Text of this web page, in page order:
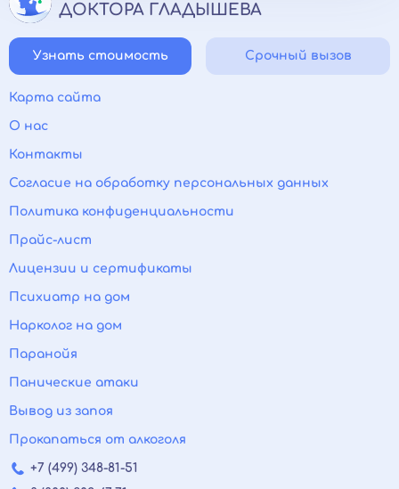
ДОКТОРА ГЛАДЫШЕВА
Узнать стоимость Срочный вызов
Карта сайта
О нас
Контакты
Согласие на обработку персональных данных
Политика конфиденциальности
Прайс-лист
Лицензии и сертификаты
Психиатр на дом
Нарколог на дом
Паранойя
Панические атаки
Вывод из запоя
Прокапаться от алкоголя
+7 (499) 348-81-51